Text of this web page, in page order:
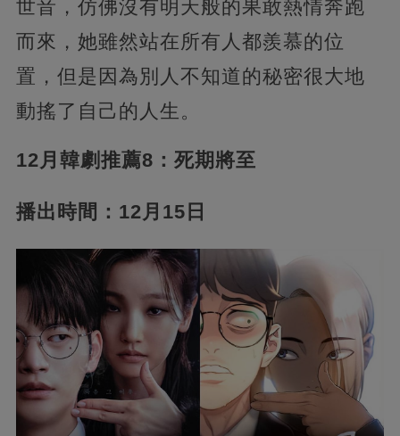
世音，仿佛沒有明天般的果敢熱情奔跑
而來，她雖然站在所有人都羨慕的位
置，但是因為別人不知道的秘密很大地
動搖了自己的人生。
12月韓劇推薦8：死期將至
播出時間：12月15日